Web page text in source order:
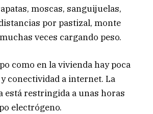
moscas, sanguijuelas,
por pastizal, monte
veces cargando peso.
como en la vivienda hay poca
conectividad a internet. La
está restringida a unas horas
electrógeno.